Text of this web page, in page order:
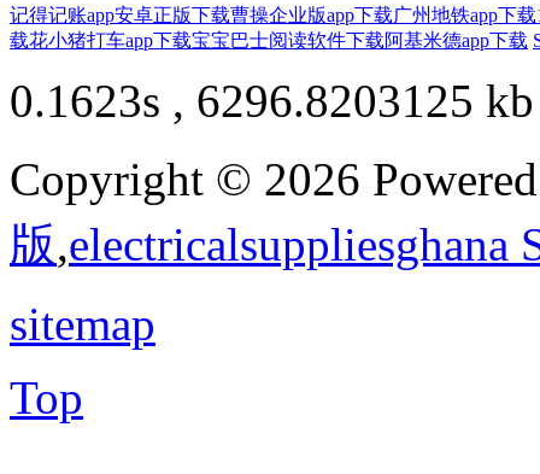
记得记账app安卓正版下载曹操企业版app下载广州地铁app下载
载花小猪打车app下载宝宝巴士阅读软件下载阿基米德app下载
0.1623s , 6296.8203125 kb
Copyright © 2026
版,electricalsuppliesghana
sitemap
Top